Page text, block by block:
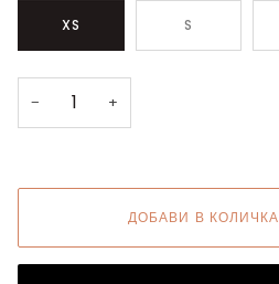
XS S
− +
ДОБАВИ В КОЛИЧКА